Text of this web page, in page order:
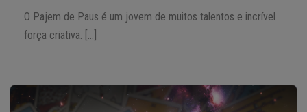
O Pajem de Paus é um jovem de muitos talentos e incrível
força criativa. […]